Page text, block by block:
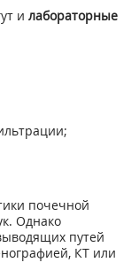
и лабораторные
почечной
Однако
путей
КТ или